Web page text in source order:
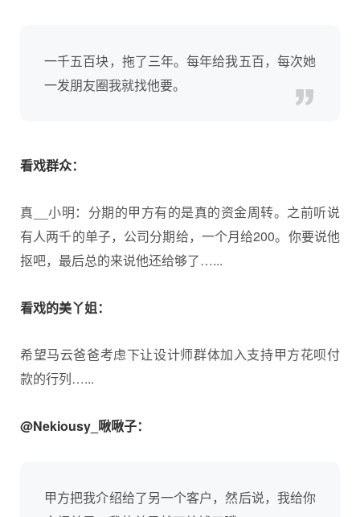
一千五百块，拖了三年。每年给我五百，每次她
一发朋友圈我就找他要。
看戏群众：
真__小明：分期的甲方有的是真的资金周转。之前听说
有人两千的单子，公司分期给，一个月给200。你要说他
抠吧，最后总的来说他还给够了…...
看戏的美丫姐：
希望马云爸爸考虑下让设计师群体加入支持甲方花呗付
款的行列…...
@Nekiousy_啾啾子：
甲方把我介绍给了另一个客户，然后说，我给你